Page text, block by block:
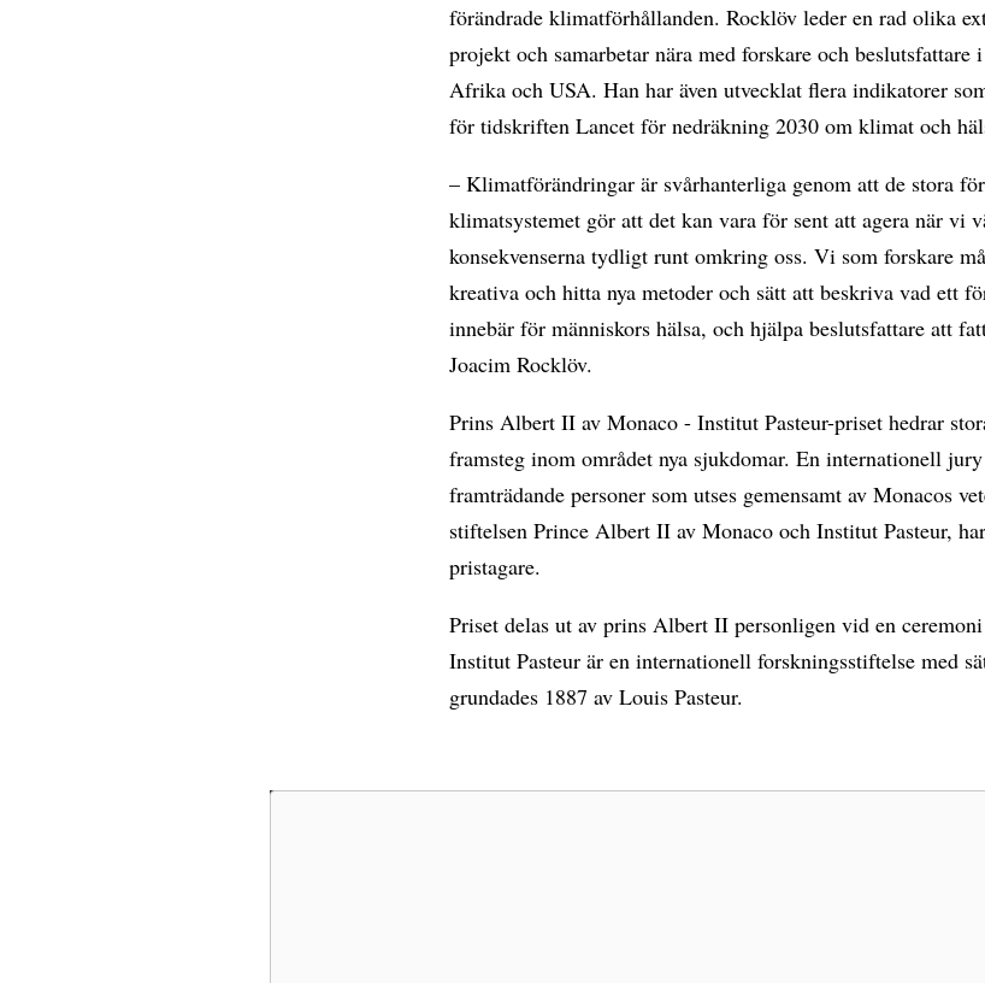
förändrade klimatförhållanden. Rocklöv leder en rad olika
projekt och samarbetar nära med forskare och beslutsfattare
Afrika och USA. Han har även utvecklat flera indikatorer
för tidskriften Lancet för nedräkning 2030 om klimat och
– Klimatförändringar är svårhanterliga genom att de stora
klimatsystemet gör att det kan vara för sent att agera när vi
konsekvenserna tydligt runt omkring oss. Vi som forskare
kreativa och hitta nya metoder och sätt att beskriva vad ett
innebär för människors hälsa, och hjälpa beslutsfattare att
Joacim Rocklöv.
Prins Albert II av Monaco - Institut Pasteur-priset hedrar
framsteg inom området nya sjukdomar. En internationell jury
framträdande personer som utses gemensamt av Monacos
stiftelsen Prince Albert II av Monaco och Institut Pasteur,
pristagare.
Priset delas ut av prins Albert II personligen vid en
Institut Pasteur är en internationell forskningsstiftelse med
grundades 1887 av Louis Pasteur.